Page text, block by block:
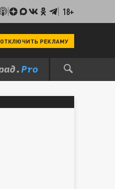
18+
ОТКЛЮЧИТЬ РЕКЛАМУ